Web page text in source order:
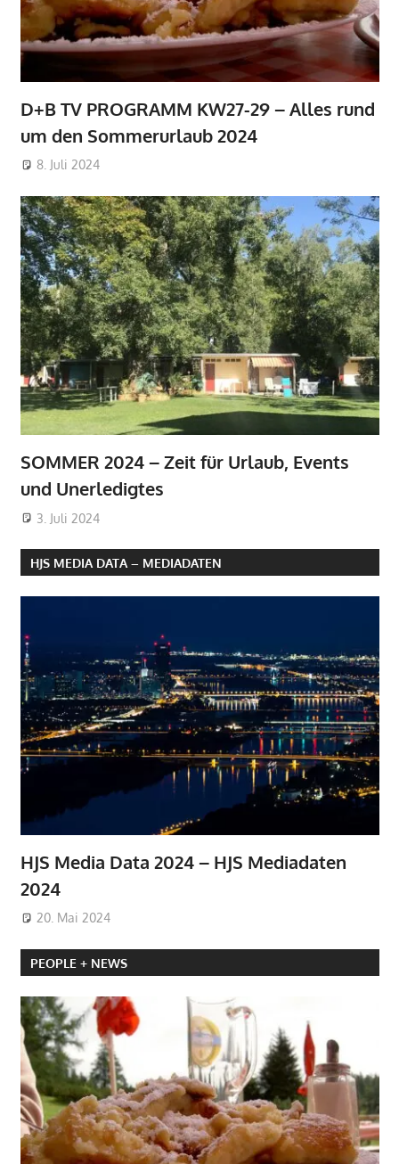
D+B TV PROGRAMM KW27-29 – Alles rund
um den Sommerurlaub 2024
8. Juli 2024
SOMMER 2024 – Zeit für Urlaub, Events
und Unerledigtes
3. Juli 2024
HJS MEDIA DATA – MEDIADATEN
HJS Media Data 2024 – HJS Mediadaten
2024
20. Mai 2024
PEOPLE + NEWS